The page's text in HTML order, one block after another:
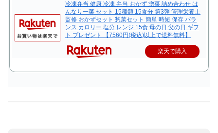
冷凍弁当 健康 冷凍 弁当 おかず 惣菜 詰め合わせ は
んなり一菜 セット 15種類 15食分 第3弾 管理栄養士
監修 おかずセット 惣菜セット 簡単 時短 保存 バラ
ンス カロリー 塩分 レンジ 15食 母の日 父の日 ギフ
ト プレゼント 【7560円(税込)以上で送料無料】
楽天で購入